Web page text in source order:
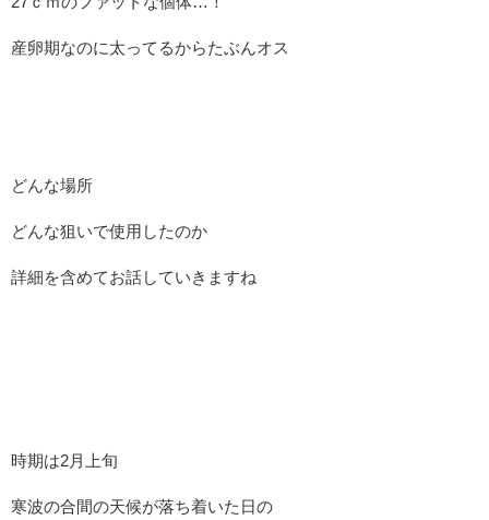
産卵期なのに太ってるからたぶんオス
どんな場所
どんな狙いで使用したのか
詳細を含めてお話していきますね
時期は2月上旬
寒波の合間の天候が落ち着いた日の